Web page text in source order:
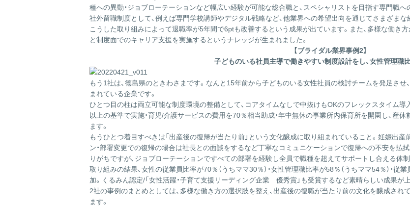
種への異動・ジョブローテーションなど幅広い経験が可能な総合職と、スペシャリストを目指す専門職へ
社外留職制度として、例えば専門学校講師やデジタル戦略など、他業界への希望出向を通じてさまざまな
こうした取り組みによって退職率が5年間で6ptも改善するという成果が出ています。また、多様な働き
と制度面でのキャリア支援を実施するというナレッジが生まれました。
【ブライダル業界事例2】
子どものいる社員主導で働きやすい制度設計をし、女性管理職
もう1社は、徳島県のときわさまです。なんと15年前から子どものいる女性社員の検討チームを発足さ
まれている企業です。
ひとつ目の柱は両立可能な制度環境の整備として、コアタイムなしで中抜けもOKのフレックスタイム導
以上の基準で実施・育児/介護サービスの費用を70％相当助成・年中無休の事業所内保育所を開園し、産
ます。
もうひとつ着目すべきは「出産後の復帰が当たり前」という文化醸成に取り組まれていること。妊娠出
ン・部署変更での復帰の場合は社長との面談をするなど丁寧なコミュニケーションで復帰への不安を払
りがちですが、ジョブローテーションですべての部署を経験し全員で職種を超えてサポートし合える体
取り組みの結果、女性の従業員比率が70％（うちママ30％）・女性管理職比率が58％（うちママ54％）・
加。くるみん認定/「女性活躍・子育て支援リーディング企業 優秀賞」も受賞するなど素晴らしい成果が
2社の事例のまとめとしては、多様な働き方の選択肢を整え、出産後の復職が当たり前の文化を醸成さ
ます。